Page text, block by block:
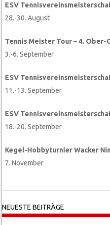
ESV
28.-30. August
Tennis Meister Tour – 4.
3.-6. September
ESV
11.-13. September
ESV
18.-20. September
Kegel-Hobbyturnier Wacker
7. November
NEUESTE BEITRÄGE